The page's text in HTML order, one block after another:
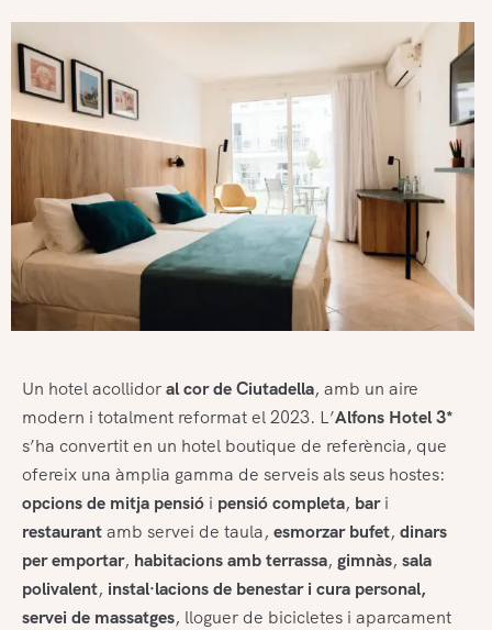
Un hotel acollidoral cor de Ciutadella, amb un aire
modern i totalment reformat el 2023. L’Alfons Hotel 3*
s’ha convertit en un hotel boutique de referència, que
ofereix una àmplia gamma de serveis als seus hostes:
opcions de mitja pensió i pensió completa, bari
restaurantamb servei de taula, esmorzar bufet, dinars
per emportar, habitacions amb terrassa, gimnàs, sala
polivalent, instal·lacions de benestar i cura personal,
servei de massatges, lloguer de bicicletes i aparcament